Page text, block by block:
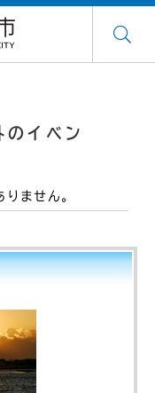
イベン
ません。